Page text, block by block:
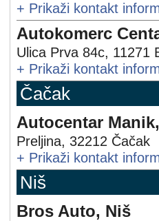
+ Prikaži kontakt
Autokomerc
Ulica Prva 84c, 11271
+ Prikaži kontakt
Čačak
Autocentar
Preljina, 32212 Čačak
+ Prikaži kontakt
Niš
Bros Auto, Niš